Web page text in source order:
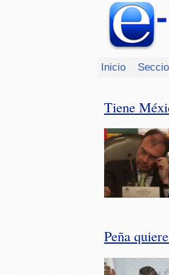
Inicio
Tiene
Peña